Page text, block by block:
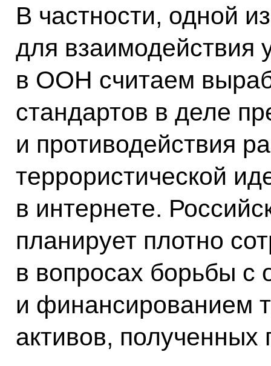
В частности, одной
для взаимодействия
в ООН считаем
стандартов в деле
и противодействия
террористической
в интернете.
планирует плотно
в вопросах борьбы с
и финансированием
активов,